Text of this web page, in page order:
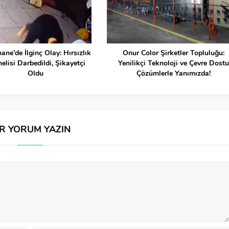
İlginç Olay: Hırsızlık
Darbedildi, Şikayetçi
Oldu
Onur Color Şirketler Topluluğu:
Yenilikçi Teknoloji ve Çevre Dostu
Çözümlerle Yanımızda!
YORUM YAZIN